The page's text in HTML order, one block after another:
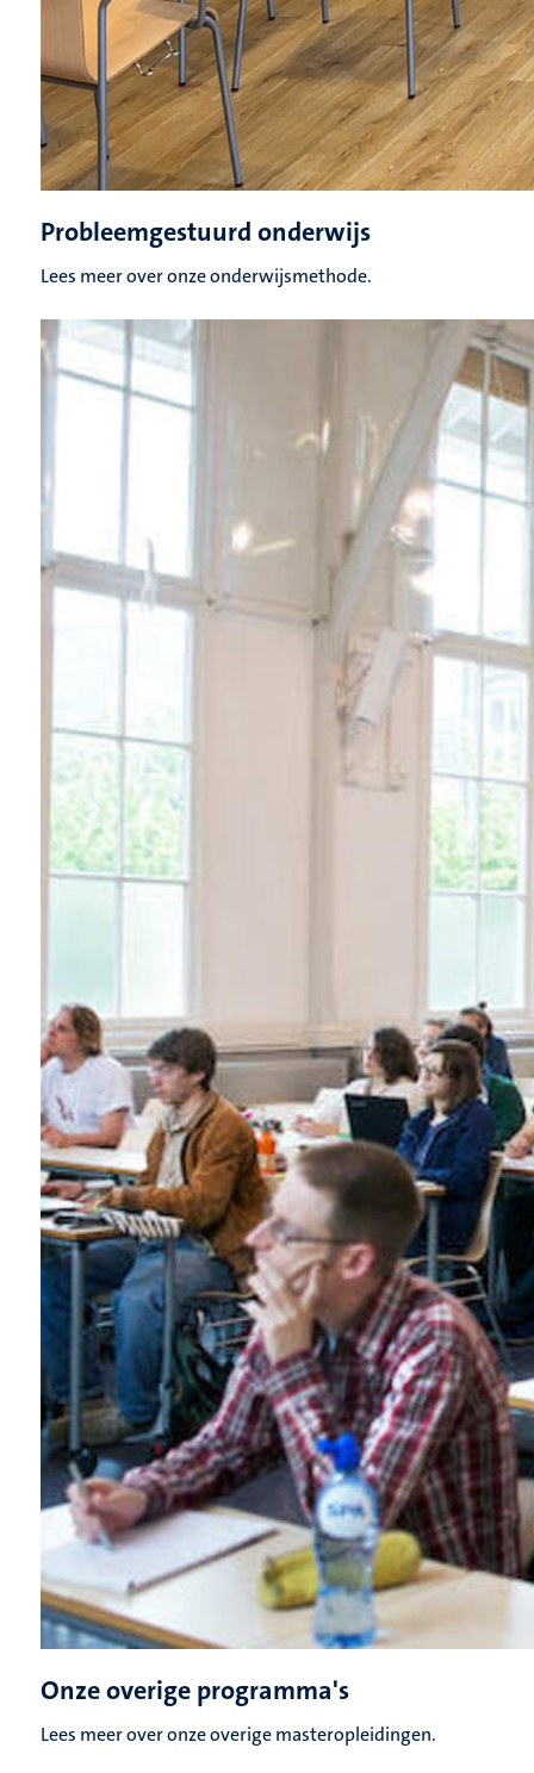
Probleemgestuurd onderwijs
Lees meer over onze onderwijsmethode.
Onze overige programma's
Lees meer over onze overige masteropleidingen.